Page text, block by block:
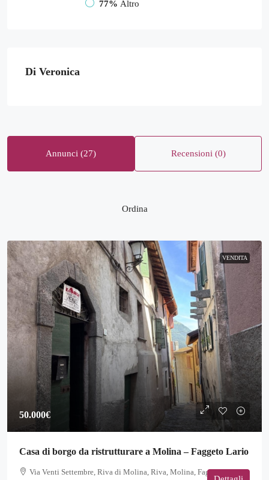
77% Altro
Di Veronica
Annunci (27) Recensioni (0)
Ordina
VENDITA
50.000€
Casa di borgo da ristrutturare a Molina – Faggeto Lario
Via Venti Settembre, Riva di Molina, Riva, Molina, Faggeto Lario,